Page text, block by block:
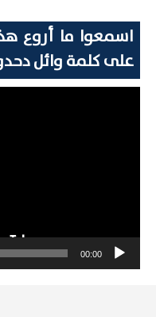
اسمعوا ما أروع
على كلمة وائل
00:00